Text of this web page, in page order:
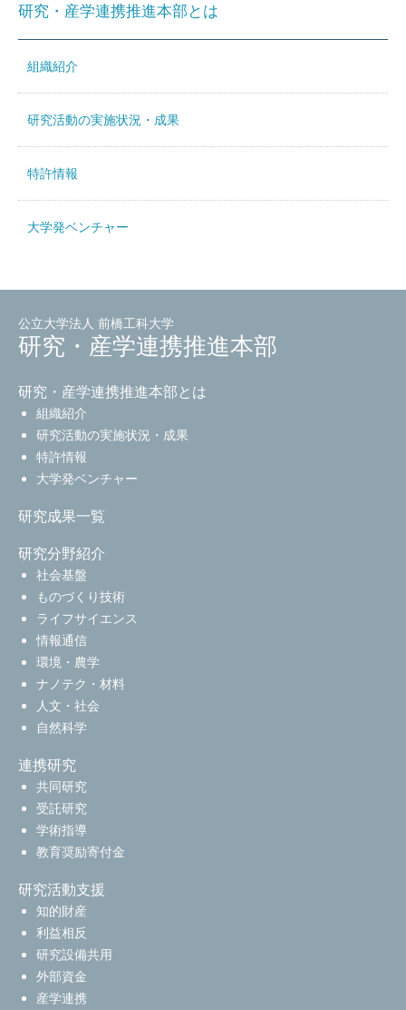
研究・産学連携推進本部とは
組織紹介
研究活動の実施状況・成果
特許情報
大学発ベンチャー
公立大学法人 前橋工科大学
研究・産学連携推進本部
研究・産学連携推進本部とは
組織紹介
研究活動の実施状況・成果
特許情報
大学発ベンチャー
研究成果一覧
研究分野紹介
社会基盤
ものづくり技術
ライフサイエンス
情報通信
環境・農学
ナノテク・材料
人文・社会
自然科学
連携研究
共同研究
受託研究
学術指導
教育奨励寄付金
研究活動支援
知的財産
利益相反
研究設備共用
外部資金
産学連携